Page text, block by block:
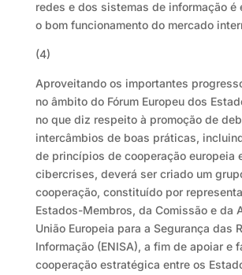
redes e dos sistemas de informação é
o bom funcionamento do mercado
(4)
Aproveitando os importantes
no âmbito do Fórum Europeu dos
no que diz respeito à promoção de
intercâmbios de boas práticas,
de princípios de cooperação europeia
cibercrises, deverá ser criado um
cooperação, constituído por
Estados-Membros, da Comissão e da
União Europeia para a Segurança das
Informação (ENISA), a fim de apoiar e
cooperação estratégica entre os